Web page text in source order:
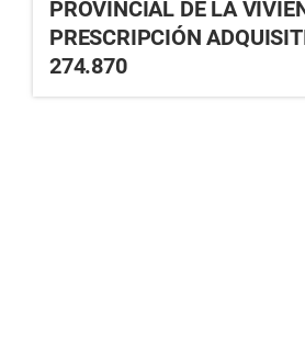
PROVINCIAL DE LA
PRESCRIPCIÓN
274.870